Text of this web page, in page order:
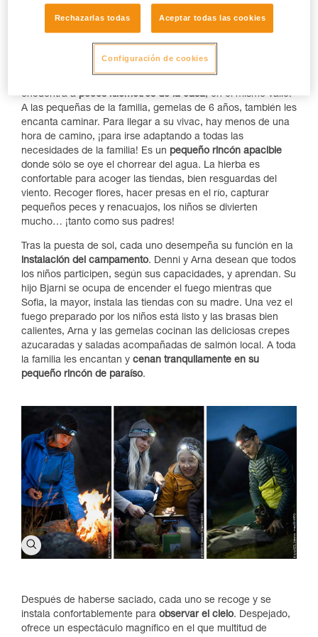
encuentra a pocos kilómetros de la casa, en el mismo valle.
A las pequeñas de la familia, gemelas de 6 años, también les
encanta caminar. Para llegar a su vivac, hay menos de una
hora de camino, ¡para irse adaptando a todas las
necesidades de la familia! Es un pequeño rincón apacible
donde sólo se oye el chorrear del agua. La hierba es
confortable para acoger las tiendas, bien resguardas del
viento. Recoger flores, hacer presas en el río, capturar
pequeños peces y renacuajos, los niños se divierten
mucho… ¡tanto como sus padres!
Tras la puesta de sol, cada uno desempeña su función en la
instalación del campamento. Denni y Arna desean que todos
los niños participen, según sus capacidades, y aprendan. Su
hijo Bjarni se ocupa de encender el fuego mientras que
Sofia, la mayor, instala las tiendas con su madre. Una vez el
fuego preparado por los niños está listo y las brasas bien
calientes, Arna y las gemelas cocinan las deliciosas crepes
azucaradas y saladas acompañadas de salmón local. A toda
la familia les encantan y cenan tranquilamente en su
pequeño rincón de paraíso.
Después de haberse saciado, cada uno se recoge y se
instala confortablemente para observar el cielo. Despejado,
ofrece un espectáculo magnífico en el que multitud de
Rechazarlas todas Aceptar todas las cookies
Configuración de cookies